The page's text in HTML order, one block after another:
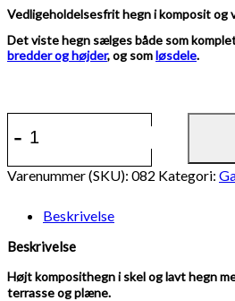
Vedligeholdelsesfrit hegn i komposit og
Det viste hegn sælges både som
bredder og højder, og somløsdele.
- -
gråsort
stålstolper
og
u-
skinner
antal
Varenummer (SKU): 082 Kategori:
Beskrivelse
Beskrivelse
Højt komposithegn i skel og lavt hegn
terrasse og plæne.